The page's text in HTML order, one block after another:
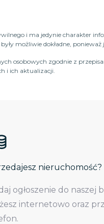
i ma jedynie charakter
możliwie dokładne,
osobowych zgodnie z
i ich aktualizacji.
nieruchomość?
ogłoszenie do naszej
internetowo oraz